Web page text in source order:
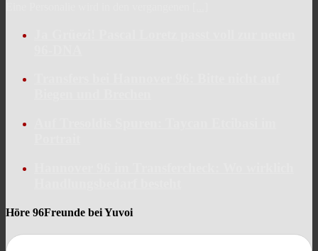
Höre 96Freunde bei Yuvoi